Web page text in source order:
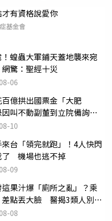
有資格說愛你
基金會
蝗蟲大軍鋪天蓋地襲來宛
驚：聖經十災
06
億拱出國票金「大肥
叫不動副董到立院備詢惹
10
台「領完就跑」！4人快閃
了 機場也逃不掉
09
果汁爆「廁所之亂」？乘
差點丟大臉 醫揭3類人別亂
08